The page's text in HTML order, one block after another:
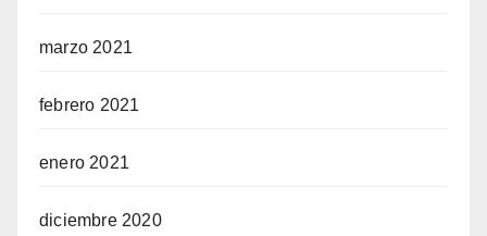
marzo 2021
febrero 2021
enero 2021
diciembre 2020